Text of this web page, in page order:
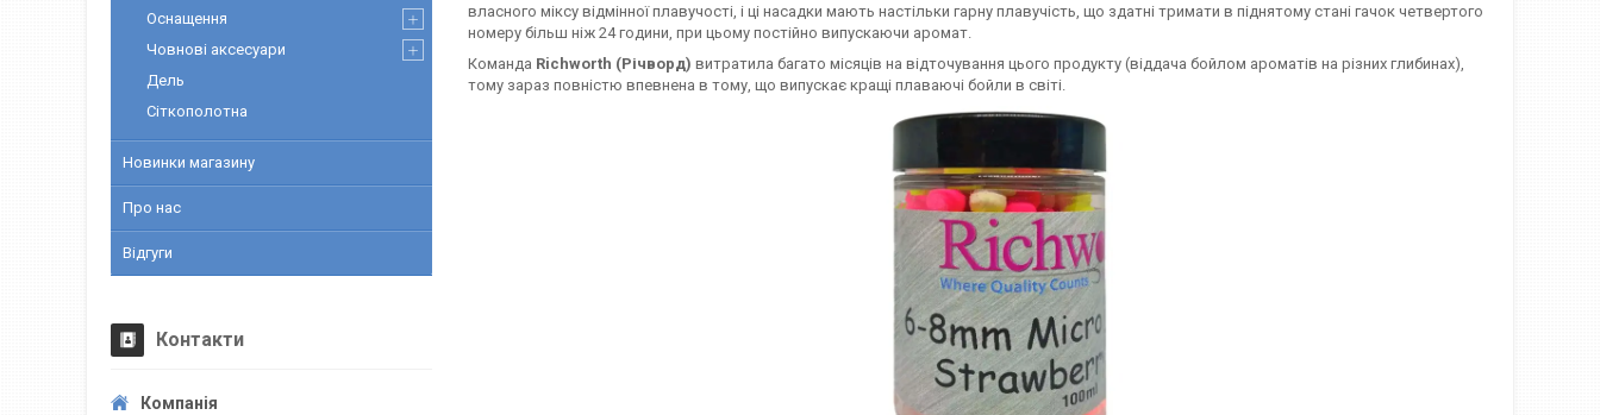
власного міксу відмінної плавучості, і ці насадки мають настільки гарну плавучість, що здатні тримати в піднятому стані гачок четвертого
номеру більш ніж 24 години, при цьому постійно випускаючи аромат.
Команда Richworth (Річворд) витратила багато місяців на відточування цього продукту (віддача бойлом ароматів на різних глибинах),
тому зараз повністю впевнена в тому, що випускає кращі плаваючі бойли в світі.
Оснащення
Човнові аксесуари
Дель
Сіткополотна
Новинки магазину
Про нас
Відгуги
Контакти